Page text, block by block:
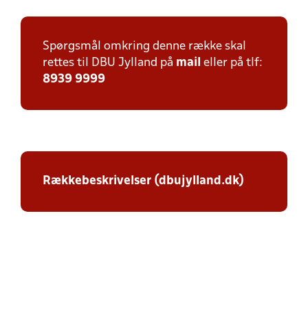
Spørgsmål omkring denne række skal
rettes til DBU Jylland på mail eller på tlf:
8939 9999
Rækkebeskrivelser (dbujylland.dk)